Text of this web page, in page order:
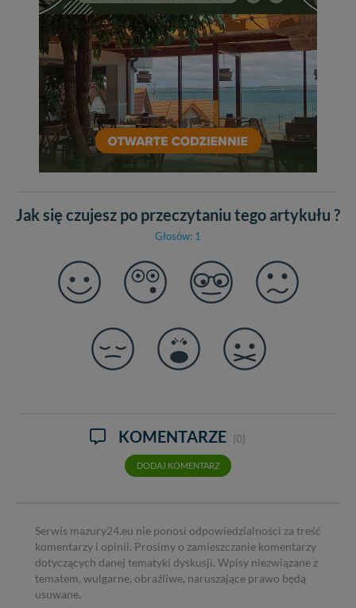
Jak się czujesz po przeczytaniu tego artykułu ?
Głosów: 1
KOMENTARZE (0)
DODAJ KOMENTARZ
Serwis mazury24.eu nie ponosi odpowiedzialności za treść
komentarzy i opinii. Prosimy o zamieszczanie komentarzy
dotyczących danej tematyki dyskusji. Wpisy niezwiązane z
tematem, wulgarne, obraźliwe, naruszające prawo będą
usuwane.